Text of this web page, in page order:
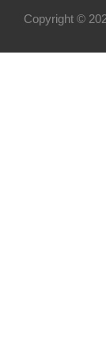
Copyright ©